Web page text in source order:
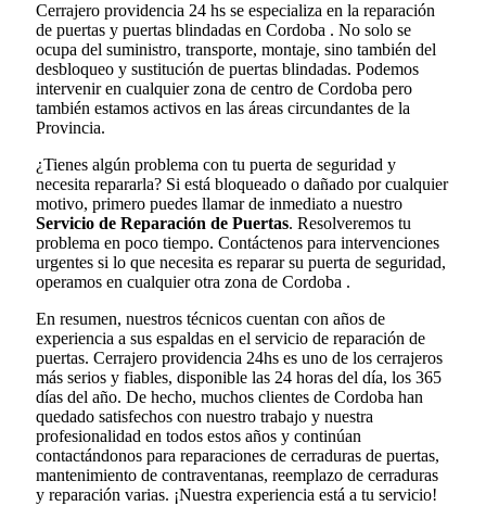
Cerrajero providencia 24 hs se especializa en la reparación
de puertas y puertas blindadas en Cordoba . No solo se
ocupa del suministro, transporte, montaje, sino también del
desbloqueo y sustitución de puertas blindadas. Podemos
intervenir en cualquier zona de centro de Cordoba pero
también estamos activos en las áreas circundantes de la
Provincia.
¿Tienes algún problema con tu puerta de seguridad y
necesita repararla? Si está bloqueado o dañado por cualquier
motivo, primero puedes llamar de inmediato a nuestro
Servicio de Reparación de Puertas. Resolveremos tu
problema en poco tiempo. Contáctenos para intervenciones
urgentes si lo que necesita es reparar su puerta de seguridad,
operamos en cualquier otra zona de Cordoba .
En resumen, nuestros técnicos cuentan con años de
experiencia a sus espaldas en el servicio de reparación de
puertas. Cerrajero providencia 24hs es uno de los cerrajeros
más serios y fiables, disponible las 24 horas del día, los 365
días del año. De hecho, muchos clientes de Cordoba han
quedado satisfechos con nuestro trabajo y nuestra
profesionalidad en todos estos años y continúan
contactándonos para reparaciones de cerraduras de puertas,
mantenimiento de contraventanas, reemplazo de cerraduras
y reparación varias. ¡Nuestra experiencia está a tu servicio!